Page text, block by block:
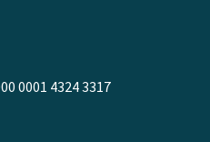
0001 4324 3317